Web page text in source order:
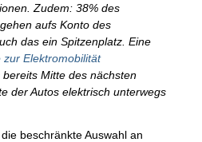
Zudem: 38% des
aufs Konto des
das ein Spitzenplatz. Eine
Elektromobilität
Mitte des nächsten
der Autos elektrisch unterwegs
beschränkte Auswahl an